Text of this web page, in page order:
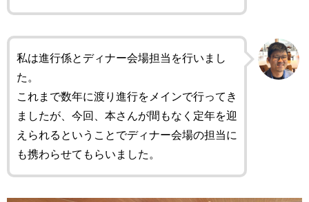
私は進行係とディナー会場担当を行いまし
た。
これまで数年に渡り進行をメインで行ってき
ましたが、今回、本さんが間もなく定年を迎
えられるということでディナー会場の担当に
も携わらせてもらいました。